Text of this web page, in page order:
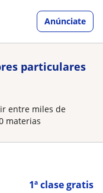
Anúnciate
particulares
entre miles de
materias
1ª clase gratis